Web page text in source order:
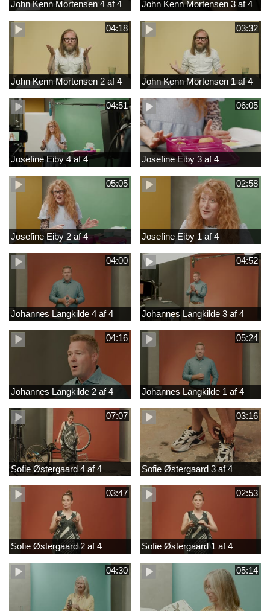
John Kenn Mortensen 4 af 4 John Kenn Mortensen 3 af 4
04:18
John Kenn Mortensen 2 af 4
03:32
John Kenn Mortensen 1 af 4
04:51
Josefine Eiby 4 af 4
06:05
Josefine Eiby 3 af 4
05:05
Josefine Eiby 2 af 4
02:58
Josefine Eiby 1 af 4
04:00
Johannes Langkilde 4 af 4
04:52
Johannes Langkilde 3 af 4
04:16
Johannes Langkilde 2 af 4
05:24
Johannes Langkilde 1 af 4
07:07
Sofie Østergaard 4 af 4
03:16
Sofie Østergaard 3 af 4
03:47
Sofie Østergaard 2 af 4
02:53
Sofie Østergaard 1 af 4
04:30 05:14